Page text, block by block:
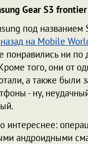
Gear S3 frontier
под названием
на Mobile
понравились ни по
того, они от
а также были
- ну,
интереснее:
андроидными